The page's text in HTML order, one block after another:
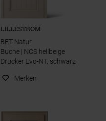
LILLESTROM
BET Natur
Buche | NCS hellbeige
Drücker Evo-NT, schwarz
Merken